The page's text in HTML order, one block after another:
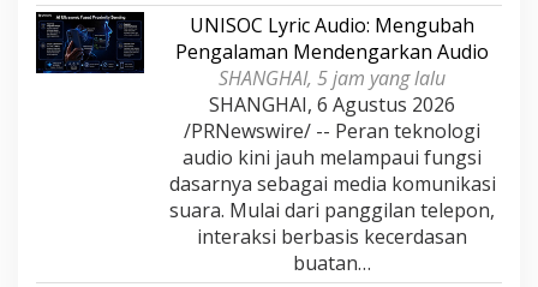
UNISOC Lyric Audio: Mengubah
Pengalaman Mendengarkan Audio
SHANGHAI, 5 jam yang lalu
SHANGHAI, 6 Agustus 2026
/PRNewswire/ -- Peran teknologi
audio kini jauh melampaui fungsi
dasarnya sebagai media komunikasi
suara. Mulai dari panggilan telepon,
interaksi berbasis kecerdasan
buatan…